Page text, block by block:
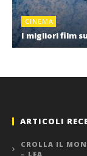
CINEMA
I migliori film
ARTICOLI
CROLLA IL
– LEA